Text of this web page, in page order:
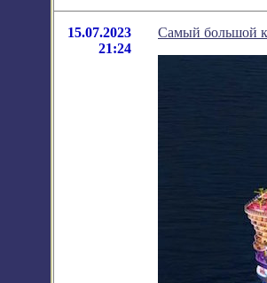
15.07.2023
21:24
Самый большой